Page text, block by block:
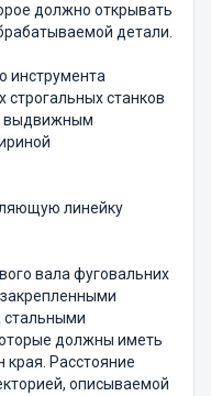
должно открывать
детали.
инструмента
строгальных станков
выдвижным
линейку
вала фуговальних
стальными
должны иметь
Расстояние
описываемой